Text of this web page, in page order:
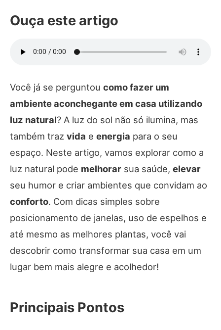
Ouça este artigo
Você já se perguntou como fazer um
ambiente aconchegante em casa utilizando
luz natural? A luz do sol não só ilumina, mas
também traz vida e energia para o seu
espaço. Neste artigo, vamos explorar como a
luz natural pode melhorar sua saúde, elevar
seu humor e criar ambientes que convidam ao
conforto. Com dicas simples sobre
posicionamento de janelas, uso de espelhos e
até mesmo as melhores plantas, você vai
descobrir como transformar sua casa em um
lugar bem mais alegre e acolhedor!
Principais Pontos